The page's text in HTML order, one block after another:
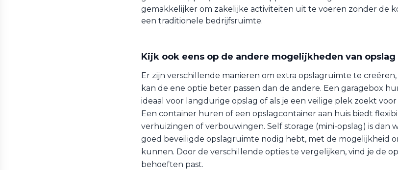
gemakkelijker om zakelijke activiteiten uit te voeren zonder de
een traditionele bedrijfsruimte.
Kijk ook eens op de andere mogelijkheden van
Er zijn verschillende manieren om extra opslagruimte te
kan de ene optie beter passen dan de andere. Een garagebox
ideaal voor langdurige opslag of als je een veilige plek zoekt
Een container huren of een opslagcontainer aan huis biedt
verhuizingen of verbouwingen. Self storage (mini-opslag) is dan
goed beveiligde opslagruimte nodig hebt, met de mogelijkheid
kunnen. Door de verschillende opties te vergelijken, vind je de
behoeften past.